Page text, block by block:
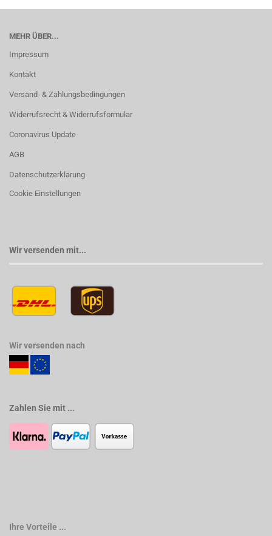
MEHR ÜBER...
Impressum
Kontakt
Versand- & Zahlungsbedingungen
Widerrufsrecht & Widerrufsformular
Coronavirus Update
AGB
Datenschutzerklärung
Cookie Einstellungen
Wir versenden mit...
Wir versenden nach
Zahlen Sie mit ...
Ihre Vorteile ...